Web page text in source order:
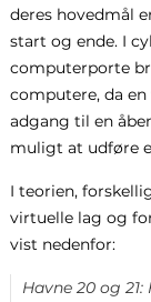
deres hovedmål
start og ende. I
computerporte
computere, da
adgang til en
muligt at udføre
I teorien,
virtuelle lag og
vist nedenfor:
Havne 20 og